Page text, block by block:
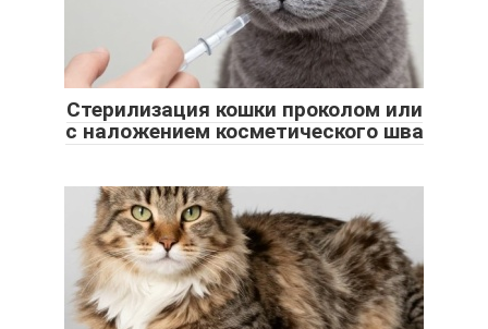
Стерилизация кошки проколом или
с наложением косметического шва